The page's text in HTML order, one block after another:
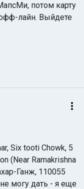
потом карту
лайн. Выйдете
Six tooti Chowk, 5
(Near Ramakrishna
Ганж, 110055
могу дать - я еще